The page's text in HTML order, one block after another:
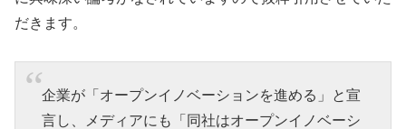
だきます。
企業が「オープンイノベーションを進める」と宣
言し、メディアにも「同社はオープンイノベーシ